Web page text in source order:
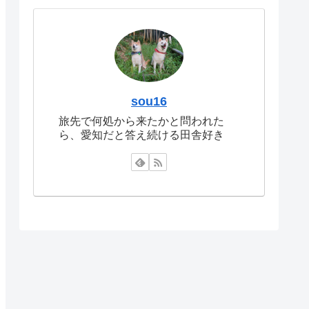
sou16
旅先で何処から来たかと問われた
ら、愛知だと答え続ける田舎好き